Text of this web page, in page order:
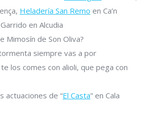
Heladería San Remo en Ca’n
en Alcudia
Mimosín de Son Oliva?
siempre vas a por
los comes con alioli, que pega con
actuaciones de “El Casta” en Cala